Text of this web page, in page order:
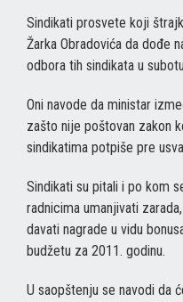
Sindikati prosvete koji
Žarka Obradovića da dođe
odbora tih sindikata u
Oni navode da ministar
zašto nije poštovan zakon
sindikatima potpiše pre
Sindikati su pitali i po kom
radnicima umanjivati
davati nagrade u vidu
budžetu za 2011. godinu.
U saopštenju se navodi da